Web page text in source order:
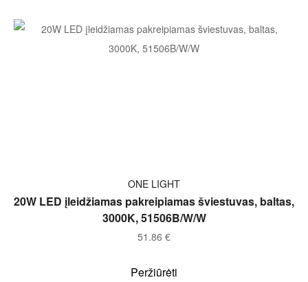
Į KREPŠELĮ
ONE LIGHT
20W LED įleidžiamas pakreipiamas šviestuvas, baltas,
3000K, 51506B/W/W
51.86 €
Peržiūrėti